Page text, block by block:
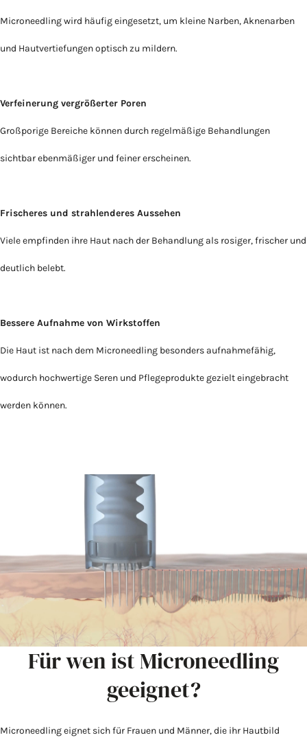
Microneedling wird häufig eingesetzt, um kleine Narben, Aknenarben
und Hautvertiefungen optisch zu mildern.
Verfeinerung vergrößerter Poren
Großporige Bereiche können durch regelmäßige Behandlungen
sichtbar ebenmäßiger und feiner erscheinen.
Frischeres und strahlenderes Aussehen
Viele empfinden ihre Haut nach der Behandlung als rosiger, frischer und
deutlich belebt.
Bessere Aufnahme von Wirkstoffen
Die Haut ist nach dem Microneedling besonders aufnahmefähig,
wodurch hochwertige Seren und Pflegeprodukte gezielt eingebracht
werden können.
Für wen ist Microneedling
geeignet?
Microneedling eignet sich für Frauen und Männer, die ihr Hautbild